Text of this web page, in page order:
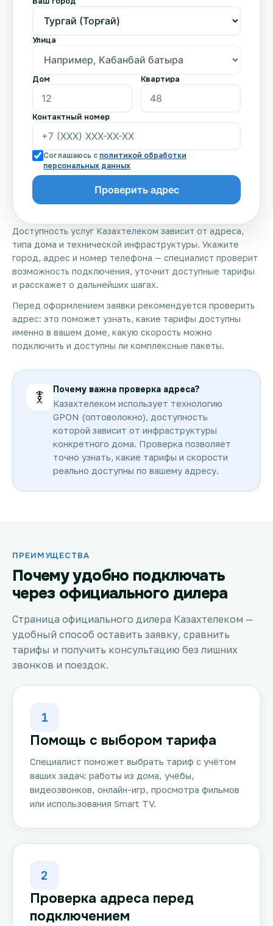
Доступность услуг Казахтелеком зависит от адреса,
типа дома и технической инфраструктуры. Укажите
город, адрес и номер телефона — специалист проверит
возможность подключения, уточнит доступные тарифы
и расскажет о дальнейших шагах.
Перед оформлением заявки рекомендуется проверить
адрес: это поможет узнать, какие тарифы доступны
именно в вашем доме, какую скорость можно
подключить и доступны ли комплексные пакеты.
Почему важна проверка адреса?
Казахтелеком использует технологию
GPON (оптоволокно), доступность
которой зависит от инфраструктуры
конкретного дома. Проверка позволяет
точно узнать, какие тарифы и скорости
реально доступны по вашему адресу.
Улица
Дом Квартира
Контактный номер
Соглашаюсь с политикой обработки
персональных данных
ПРЕИМУЩЕСТВА
Почему удобно подключать
через официального дилера
Страница официального дилера Казахтелеком —
удобный способ оставить заявку, сравнить
тарифы и получить консультацию без лишних
звонков и поездок.
1
Помощь с выбором тарифа
Специалист поможет выбрать тариф с учётом
ваших задач: работы из дома, учёбы,
видеозвонков, онлайн-игр, просмотра фильмов
или использования Smart TV.
2
Проверка адреса перед
подключением